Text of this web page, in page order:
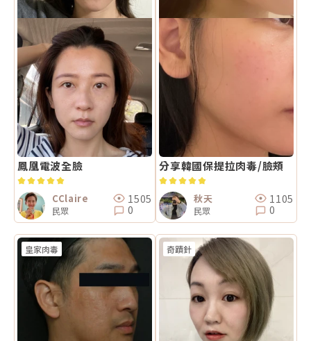
鳳凰電波全臉
CClaire
民眾
1505
0
皇家肉毒
分享韓國保提拉肉毒/臉頰
秋天
民眾
1105
0
奇蹟針